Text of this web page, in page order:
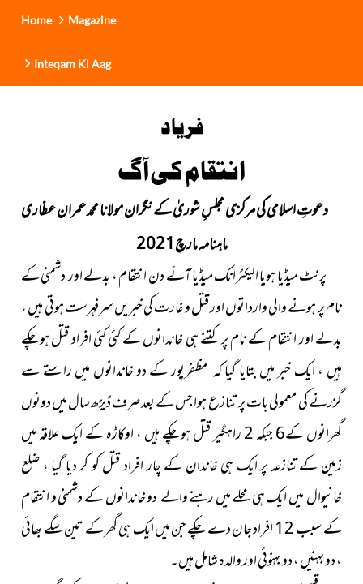
Home Magazine
Inteqam Ki Aag
فریاد
انتقامکی آگ
دعوتِ اسلامی کی مرکزی مجلسِ شوریٰ کے نگران مولانا محمد عمران عطّاری
ماہنامہ مارچ2021
پرنٹ میڈیا ہویا الیکٹرانک میڈیا آئے دن انتقام ، بدلے اور دشمنی کے
نام پر ہونے والی وارداتوں اور قتل و غارت کی خبریں سرفہرست ہوتی ہیں ،
بدلے اور انتقام کے نام پر کتنے ہی خاندانوں کے کئی کئی افراد قتل ہوچکے
ہیں ، ایک خبر میں بتایا گیا کہ مظفرپور کے دو خاندانوں میں راستے سے
گزرنے کی معمولی بات پر تنازع ہوا جس کے بعد صرف ڈیڑھ سال میں دونوں
گھرانوں کے6 جبکہ 2 راہگیر قتل ہوچکے ہیں ، اوکاڑہ کے ایک علاقہ میں
زمین کے تنازعہ پر ایک ہی خاندان کے چار افراد قتل کو کر دیا گیا ، ضلع
خانیوال میں ایک ہی محلے میں رہنے والے دو خاندانوں کے دشمنی و انتقام
کے سبب 12 افراد جان دے چکے جن میں ایک ہی گھر کے تین سگے بھائی
، دو بہنیں ، دو بہنوئی اور والدہ شامل ہیں۔